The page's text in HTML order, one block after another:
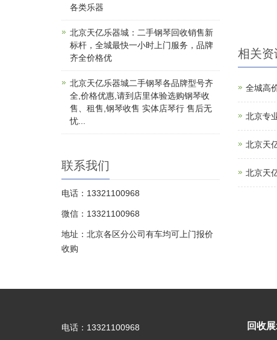
相关资
全城高
北京专
北京天
北京天
各类乐器
北京天亿乐器城：二手钢琴回收销售新
标杆，全城最快一小时上门服务，品牌
齐全价格优
北京天亿乐器城二手钢琴各品牌型号齐
全,价格优惠,请到店里体验选购钢琴收
售、租售,钢琴收售 实体店琴行 售后无
忧...
联系我们
电话：13321100968
微信：13321100968
地址：北京各区分公司有车均可上门报价
收购
电话：13321100968 回收